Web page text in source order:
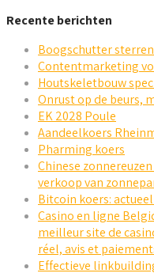
Recente berichten
Boogschutter
Contentmarketing
Houtskeletbouw
Onrust op de beurs,
EK 2028 Poule
Aandeelkoers
Pharming koers
Chinese
verkoop van
Bitcoin koers:
Casino en ligne
meilleur site de
réel, avis et
Effectieve